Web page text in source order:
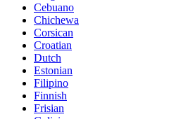
Cebuano
Chichewa
Corsican
Croatian
Dutch
Estonian
Filipino
Finnish
Frisian